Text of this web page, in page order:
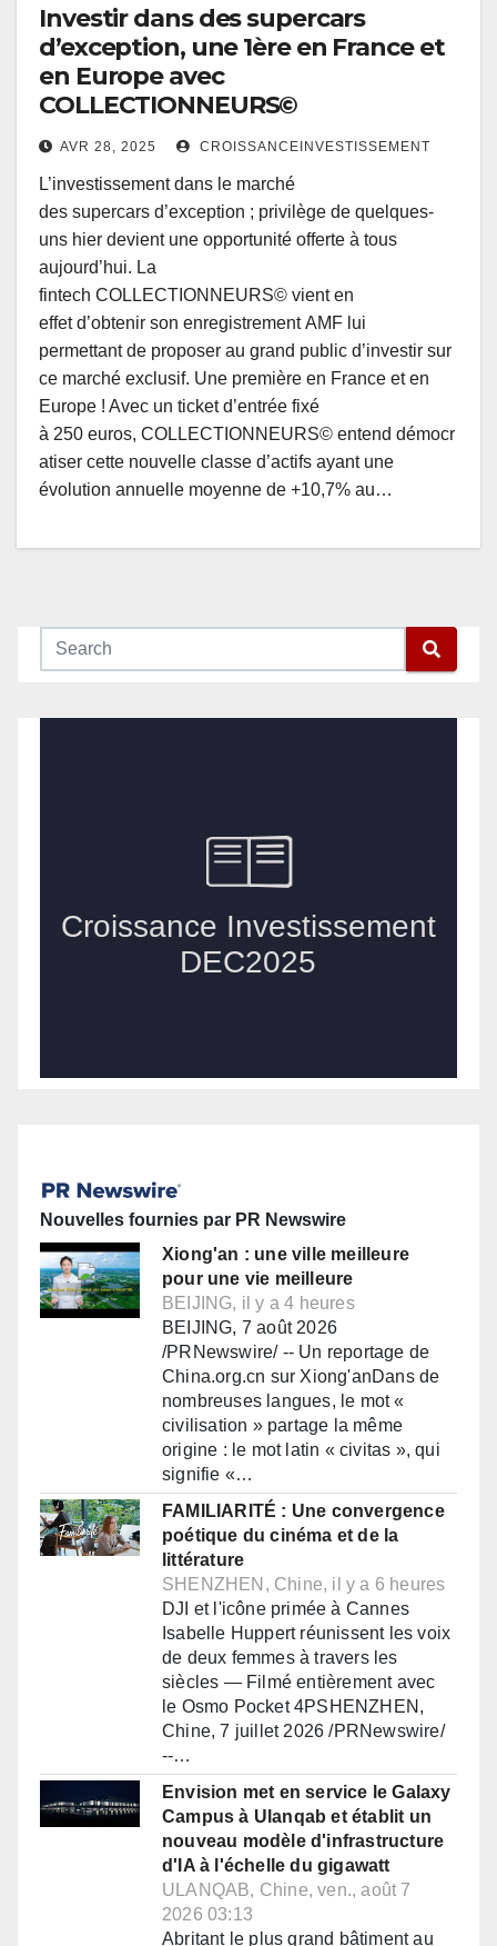
Investir dans des supercars
d’exception, une 1ère en France et
en Europe avec
COLLECTIONNEURS©
AVR 28, 2025 CROISSANCEINVESTISSEMENT
L’investissement dans le marché
des supercars d’exception ; privilège de quelques-
uns hier devient une opportunité offerte à tous
aujourd’hui. La
fintech COLLECTIONNEURS© vient en
effet d’obtenir son enregistrement AMF lui
permettant de proposer au grand public d’investir sur
ce marché exclusif. Une première en France et en
Europe ! Avec un ticket d’entrée fixé
à 250 euros, COLLECTIONNEURS© entend démocr
atiser cette nouvelle classe d’actifs ayant une
évolution annuelle moyenne de +10,7% au…
Nouvelles fournies par PR Newswire
Xiong'an : une ville meilleure
pour une vie meilleure
BEIJING, il y a 4 heures
BEIJING, 7 août 2026
/PRNewswire/ -- Un reportage de
China.org.cn sur Xiong'anDans de
nombreuses langues, le mot «
civilisation » partage la même
origine : le mot latin « civitas », qui
signifie «…
FAMILIARITÉ : Une convergence
poétique du cinéma et de la
littérature
SHENZHEN, Chine, il y a 6 heures
DJI et l'icône primée à Cannes
Isabelle Huppert réunissent les voix
de deux femmes à travers les
siècles — Filmé entièrement avec
le Osmo Pocket 4PSHENZHEN,
Chine, 7 juillet 2026 /PRNewswire/
--…
Envision met en service le Galaxy
Campus à Ulanqab et établit un
nouveau modèle d'infrastructure
d'IA à l'échelle du gigawatt
ULANQAB, Chine, ven., août 7
2026 03:13
Abritant le plus grand bâtiment au